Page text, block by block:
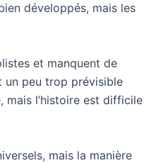
développés, mais les
et manquent de
un peu trop prévisible
l’histoire est difficile
mais la manière